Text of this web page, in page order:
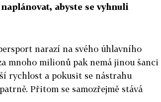
abyste se vyhnuli
narazí na svého úhlavního
mnoho milionů pak nemá jinou šanci
rychlost a pokusit se nástrahu
Přitom se samozřejmě stává